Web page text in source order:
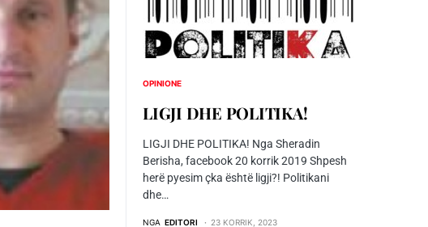
OPINIONE
LIGJI DHE POLITIKA!
LIGJI DHE POLITIKA! Nga Sheradin
Berisha, facebook 20 korrik 2019 Shpesh
herë pyesim çka është ligji?! Politikani
dhe…
NGA EDITORI 23 KORRIK, 2023